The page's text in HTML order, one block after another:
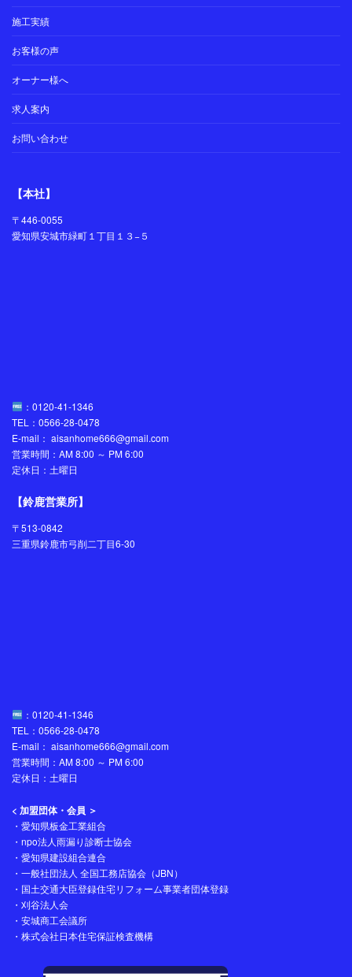
施工実績
お客様の声
オーナー様へ
求人案内
お問い合わせ
【本社】
〒446-0055
愛知県安城市緑町１丁目１３−５
：0120-41-1346
TEL：0566-28-0478
E-mail： aisanhome666@gmail.com
営業時間：AM 8:00 ～ PM 6:00
定休日：土曜日
【鈴鹿営業所】
〒513-0842
三重県鈴鹿市弓削二丁目6-30
：0120-41-1346
TEL：0566-28-0478
E-mail： aisanhome666@gmail.com
営業時間：AM 8:00 ～ PM 6:00
定休日：土曜日
< 加盟団体・会員 ＞
・愛知県板金工業組合
・npo法人雨漏り診断士協会
・愛知県建設組合連合
・一般社団法人 全国工務店協会（JBN）
・国土交通大臣登録住宅リフォーム事業者団体登録
・刈谷法人会
・安城商工会議所
・株式会社日本住宅保証検査機構